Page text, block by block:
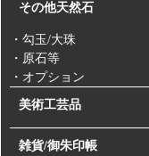
その他天然石
・勾玉/大珠
・原石等
・オプション
美術工芸品
雑貨/御朱印帳